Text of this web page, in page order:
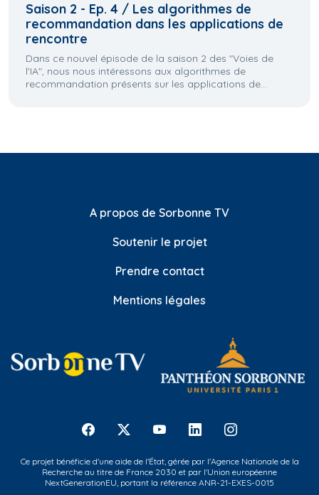
Saison 2 - Ep. 4 / Les algorithmes de
recommandation dans les applications de
rencontre
Dans ce nouvel épisode de la saison 2 des "Voies de
l'IA", nous nous intéressons aux algorithmes de
recommandation présents sur les applications de...
A propos de Sorbonne TV
Soutenir le projet
Prendre contact
Mentions légales
Ce projet bénéficie d'une aide de l'État, gérée par l'Agence Nationale de la
Recherche au titre de France 2030 et par l'Union européenne
NextGenerationEU, portant la référence ANR-21-EXES-0015